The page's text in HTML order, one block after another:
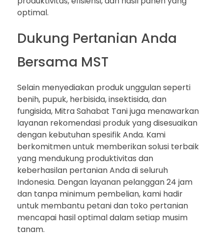
optimal.
Dukung Pertanian Anda
Bersama MST
Selain menyediakan produk unggulan seperti
benih, pupuk, herbisida, insektisida, dan
fungisida, Mitra Sahabat Tani juga menawarkan
layanan rekomendasi produk yang disesuaikan
dengan kebutuhan spesifik Anda. Kami
berkomitmen untuk memberikan solusi terbaik
yang mendukung produktivitas dan
keberhasilan pertanian Anda di seluruh
Indonesia. Dengan layanan pelanggan 24 jam
dan tanpa minimum pembelian, kami hadir
untuk membantu petani dan toko pertanian
mencapai hasil optimal dalam setiap musim
tanam.